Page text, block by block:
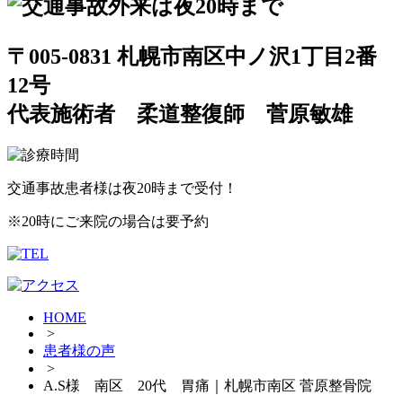
〒005-0831 札幌市南区中ノ沢1丁目2番
12号
代表施術者 柔道整復師 菅原敏雄
交通事故患者様は夜20時まで受付！
※20時にご来院の場合は要予約
HOME
>
患者様の声
>
A.S様 南区 20代 胃痛｜札幌市南区 菅原整骨院